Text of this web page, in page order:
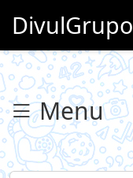
DivulGrupo
Menu